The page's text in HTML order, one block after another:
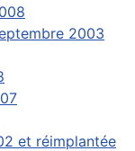
2003
et réimplantée